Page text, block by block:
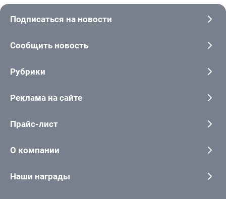
Подписаться на новости
Сообщить новость
Рубрики
Реклама на сайте
Прайс-лист
О компании
Наши награды